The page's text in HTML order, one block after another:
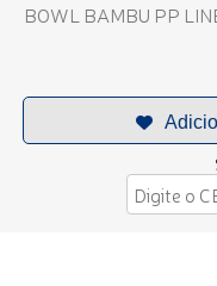
BOWL BAMBU PP